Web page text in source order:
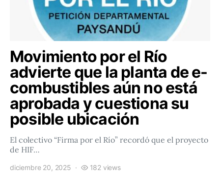
Movimiento por el Río
advierte que la planta de e-
combustibles aún no está
aprobada y cuestiona su
posible ubicación
El colectivo “Firma por el Río” recordó que el proyecto
de HIF…
diciembre 20, 2025 182 views